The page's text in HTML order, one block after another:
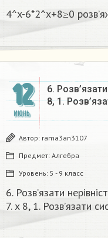
4^x-6*2^x+8≥0
12
ИЮНЬ
6.
8, 1.
Автор: rama3an3107
Предмет: Алгебра
Уровень: 5 - 9 класс
6. Розв’язати
7. x 8, 1. Розв’язати